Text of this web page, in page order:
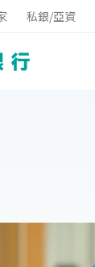
私銀/亞資